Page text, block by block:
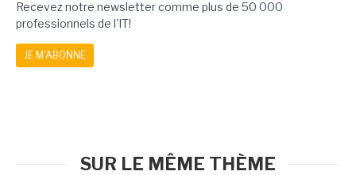
Recevez notre newsletter comme plus de 50 000
professionnels de l'IT!
JE M'ABONNE
SUR LE MÊME THÈME